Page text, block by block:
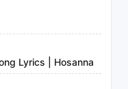
Lyrics | Hosanna